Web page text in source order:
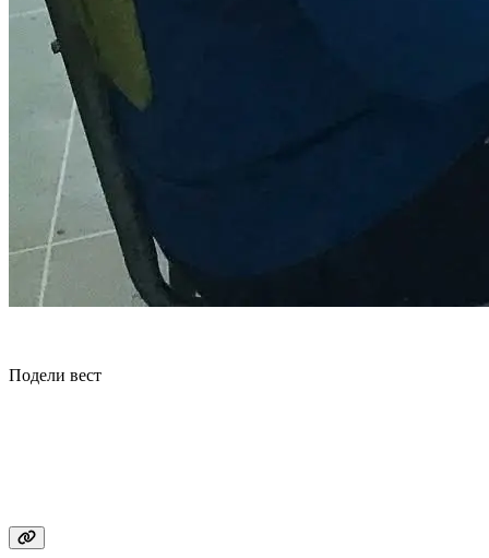
Подели вест